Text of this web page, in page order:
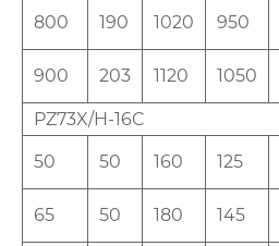
800 190 1020 950
900 203 1120 1050
PZ73X/H-16C
50 50 160 125
65 50 180 145